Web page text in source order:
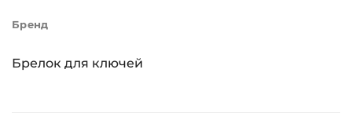
Бренд
Брелок для ключей